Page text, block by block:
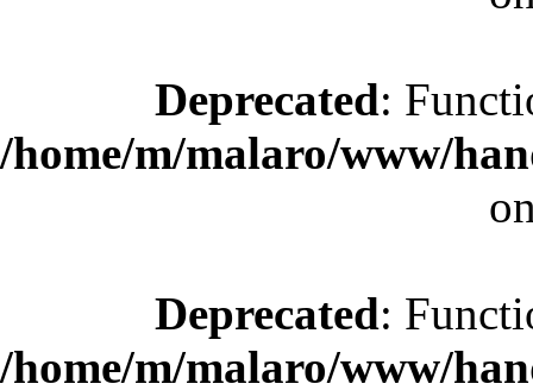
Deprecated:
/home/m/malaro/www/
Deprecated:
/home/m/malaro/www/